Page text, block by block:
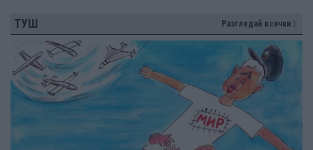
ТУШ Разгледай всички